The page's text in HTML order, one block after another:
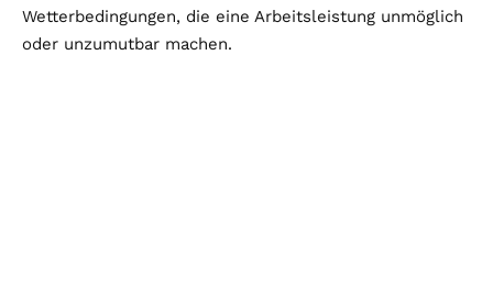
Wetterbedingungen, die eine Arbeitsleistung unmöglich
oder unzumutbar machen.